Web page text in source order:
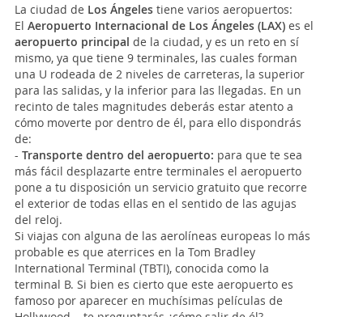
La ciudad de Los Ángeles tiene varios aeropuertos:
El Aeropuerto Internacional de Los Ángeles (LAX) es el
aeropuerto principal de la ciudad, y es un reto en sí
mismo, ya que tiene 9 terminales, las cuales forman
una U rodeada de 2 niveles de carreteras, la superior
para las salidas, y la inferior para las llegadas. En un
recinto de tales magnitudes deberás estar atento a
cómo moverte por dentro de él, para ello dispondrás
de:
- Transporte dentro del aeropuerto: para que te sea
más fácil desplazarte entre terminales el aeropuerto
pone a tu disposición un servicio gratuito que recorre
el exterior de todas ellas en el sentido de las agujas
del reloj.
Si viajas con alguna de las aerolíneas europeas lo más
probable es que aterrices en la Tom Bradley
International Terminal (TBTI), conocida como la
terminal B. Si bien es cierto que este aeropuerto es
famoso por aparecer en muchísimas películas de